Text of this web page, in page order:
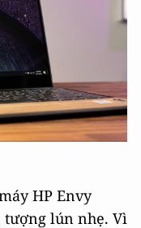
HP Envy
tượng lún nhẹ. Vì